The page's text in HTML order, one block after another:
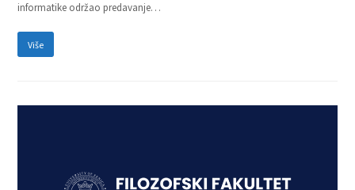
informatike održao predavanje…
Više